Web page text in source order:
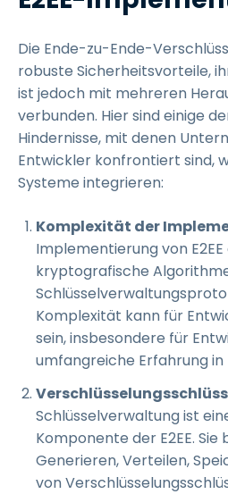
Die Ende-zu-Ende-
robuste Sicherheitsvorteile,
ist jedoch mit mehreren
verbunden. Hier sind einige
Hindernisse, mit denen
Entwickler konfrontiert sind,
Systeme integrieren:
Komplexität der
Implementierung von
kryptografische
Komplexität kann für
sein, insbesondere für
umfangreiche Erfahrung
Schlüsselverwaltung ist
Komponente der E2EE.
Generieren, Verteilen,
von